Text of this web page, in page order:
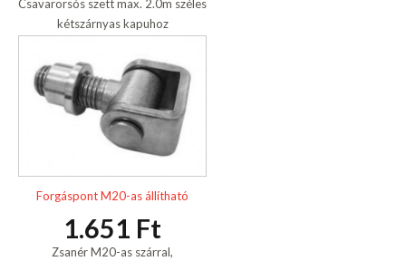
Csavarorsós szett max. 2.0m széles
kétszárnyas kapuhoz
Forgáspont M20-as állítható
1.651 Ft
Zsanér M20-as szárral,